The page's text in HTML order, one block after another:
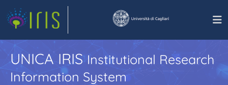
UNICA IRISInstitutional Research
Information System